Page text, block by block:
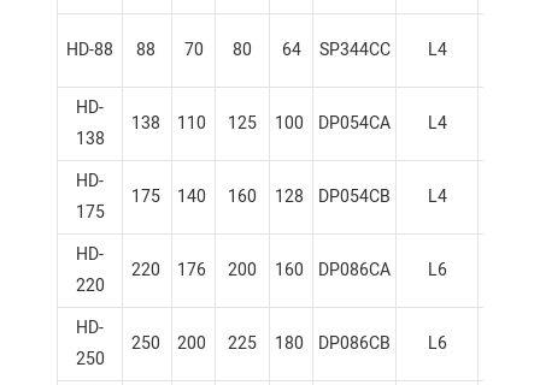
HD-88 88 70 80 64 SP344CC L4
HD-
138
138 110 125 100 DP054CA L4
HD-
175
175 140 160 128 DP054CB L4
HD-
220
220 176 200 160 DP086CA L6
HD-
250
250 200 225 180 DP086CB L6